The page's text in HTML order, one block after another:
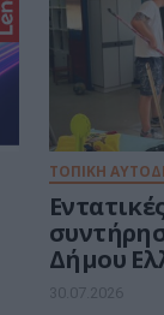
ΤΟΠΙΚΗ
Δήμου
30.07.2026